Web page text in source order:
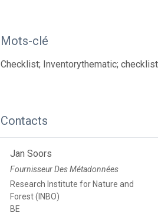
Mots-clé
Checklist; Inventorythematic;
Contacts
Jan Soors
Fournisseur Des Métadonnées
Research Institute for Nature and
Forest (INBO)
BE